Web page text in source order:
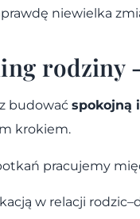
niewielka
rodziny
budować spokojną
krokiem.
pracujemy
w relacji